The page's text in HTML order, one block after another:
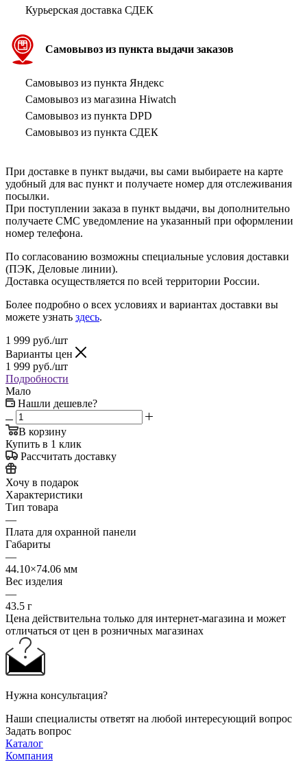
Курьерская доставка СДЕК
Самовывоз из пункта выдачи заказов
Самовывоз из пункта Яндекс
Самовывоз из магазина Hiwatch
Самовывоз из пункта DPD
Самовывоз из пункта СДЕК
При доставке в пункт выдачи, вы сами выбираете на карте
удобный для вас пункт и получаете номер для отслеживания
посылки.
При поступлении заказа в пункт выдачи, вы дополнительно
получаете СМС уведомление на указанный при оформлении
номер телефона.
По согласованию возможны специальные условия доставки
(ПЭК, Деловые линии).
Доставка осуществляется по всей территории России.
Более подробно о всех условиях и вариантах доставки вы
можете узнать здесь.
1 999 руб./шт
Варианты цен
1 999 руб./шт
Подробности
Мало
Нашли дешевле?
В корзину
Купить в 1 клик
Рассчитать доставку
Хочу в подарок
Характеристики
Тип товара
—
Плата для охранной панели
Габариты
—
44.10×74.06 мм
Вес изделия
—
43.5 г
Цена действительна только для интернет-магазина и может
отличаться от цен в розничных магазинах
Нужна консультация?
Наши специалисты ответят на любой интересующий вопрос
Задать вопрос
Каталог
Компания